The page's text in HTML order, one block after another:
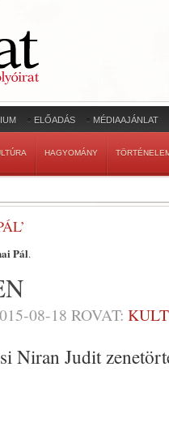
ELŐADÁS MÉDIAAJÁNLAT
HAGYOMÁNY
Pál.
08-18 ROVAT:
Niran Judit